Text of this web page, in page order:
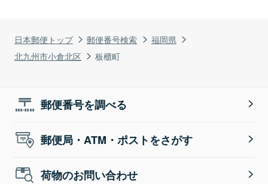
日本郵便トップ 郵便番号検索
福岡県
北九州市小倉北区
板櫃町
郵便番号を調べる
郵便局・ATM・ポストをさがす
荷物のお問い合わせ